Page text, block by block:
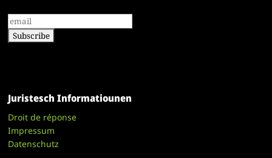
Juristesch Informatiounen
Droit de réponse
Impressum
Datenschutz